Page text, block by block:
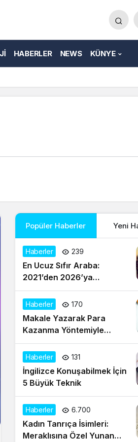
HABERLER NEWS KÜNYE
Popüler Haberler Yeni
Haberler 239
En Ucuz Sıfır Araba:
2021’den 2026’ya
Türkiye’de Uygun Fiyatlı
Modeller ve Güncel Durum
Haberler 170
Makale Yazarak Para
Kazanma Yöntemiyle
Evden Gelir Sağlayın
Haberler 131
İngilizce Konuşabilmek İçin
5 Büyük Teknik
Haberler 6.700
Kadın Tanrıça İsimleri:
Meraklısına Özel Yunan